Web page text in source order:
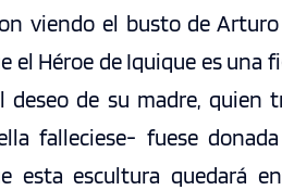
viendo el busto de
el Héroe de Iquique es una
de su madre, quien
falleciese- fuese
esta escultura quedará